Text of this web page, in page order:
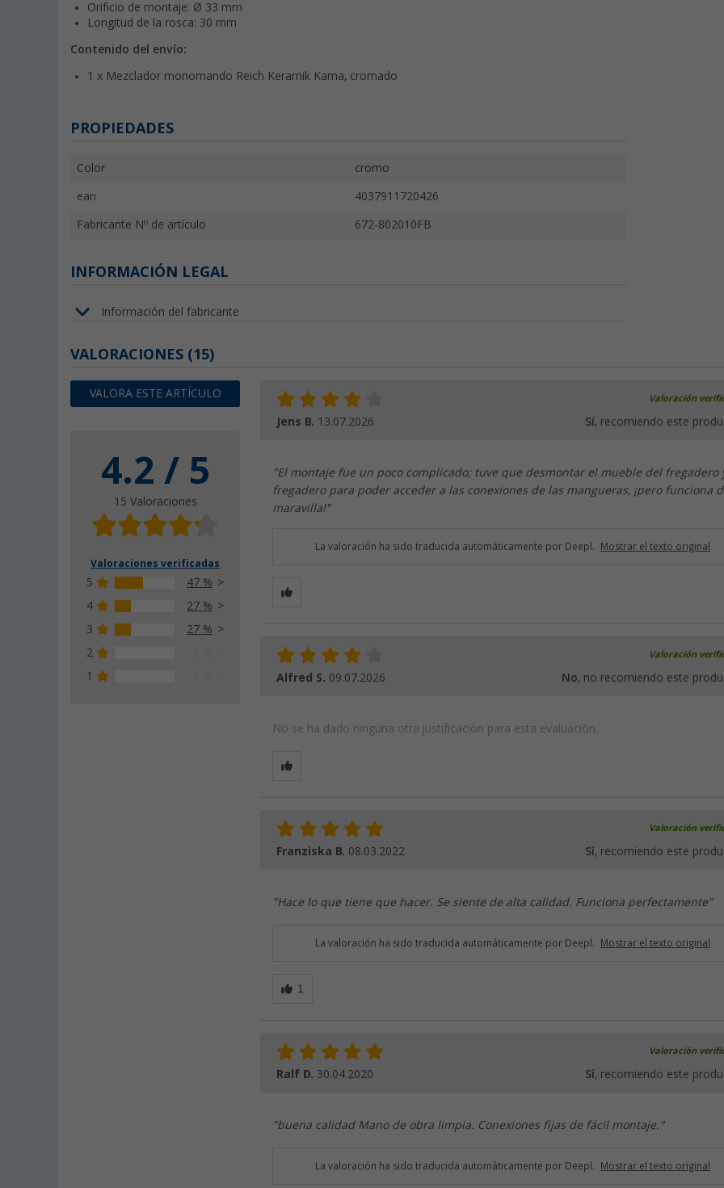
Orificio de montaje: Ø 33 mm
Longitud de la rosca: 30 mm
Contenido del envío:
1 x Mezclador monomando Reich Keramik Kama, cromado
PROPIEDADES
Color cromo
ean 4037911720426
Fabricante Nº de artículo 672-802010FB
INFORMACIÓN LEGAL
Información del fabricante
VALORACIONES (15)
VALORA ESTE ARTÍCULO
4.2 / 5
15 Valoraciones
Valoraciones verificadas
5
47 %
4
27 %
3
27 %
2
1
Valoración
Jens B. 13.07.2026 Sí, recomiendo este
"El montaje fue un poco complicado; tuve que desmontar el mueble del fregadero
fregadero para poder acceder a las conexiones de las mangueras, ¡pero funciona
maravilla!"
La valoración ha sido traducida automáticamente por Deepl. Mostrar el texto original
Valoración
Alfred S. 09.07.2026 No, no recomiendo este
No se ha dado ninguna otra justificación para esta evaluación.
Valoración
Franziska B. 08.03.2022 Sí, recomiendo este
"Hace lo que tiene que hacer. Se siente de alta calidad. Funciona perfectamente"
La valoración ha sido traducida automáticamente por Deepl. Mostrar el texto original
Valoración
Ralf D. 30.04.2020 Sí, recomiendo este
"buena calidad Mano de obra limpia. Conexiones fijas de fácil montaje."
La valoración ha sido traducida automáticamente por Deepl. Mostrar el texto original